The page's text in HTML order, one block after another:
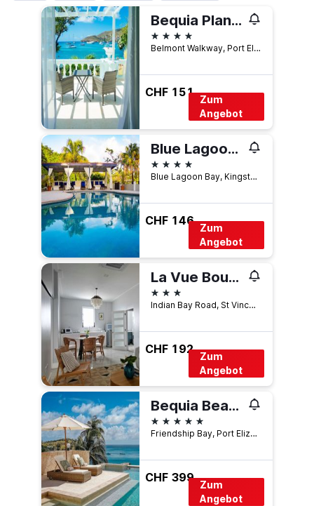
Bequia Plantation Hotel
4 Sterne
Belmont Walkway, Port Elizabeth, St. Vincent und die Grenadinen
CHF 151
Zum
Angebot
Blue Lagoon Hotel and Marina Ltd
4 Sterne
Blue Lagoon Bay, Kingstown, St. Vincent und die Grenadinen
CHF 146
Zum
Angebot
La Vue Boutique Hotel & Beach Club
3 Sterne
Indian Bay Road, St Vincent, St. Vincent und die Grenadinen
CHF 192
Zum
Angebot
Bequia Beach Hotel - Luxury Boutique Resort
5 Sterne
Friendship Bay, Port Elizabeth, St. Vincent und die Grenadinen
CHF 399
Zum
Angebot